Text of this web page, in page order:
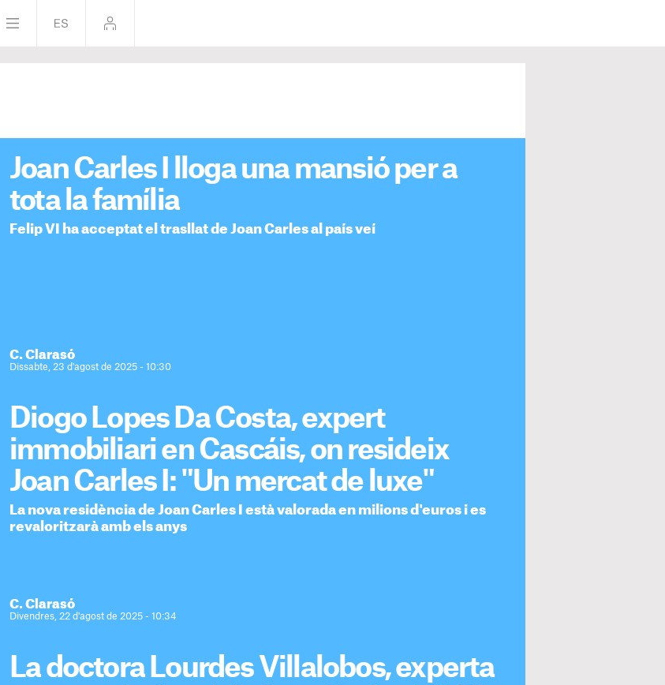
Joan Carles I lloga una mansió per a
tota la família
Felip VI ha acceptat el trasllat de Joan Carles al país veí
C. Clarasó
Dissabte, 23 d'agost de 2025 - 10:30
Diogo Lopes Da Costa, expert
immobiliari en Cascáis, on resideix
Joan Carles I: "Un mercat de luxe"
La nova residència de Joan Carles I està valorada en milions d'euros i es
revaloritzarà amb els anys
C. Clarasó
Divendres, 22 d'agost de 2025 - 10:34
La doctora Lourdes Villalobos, experta